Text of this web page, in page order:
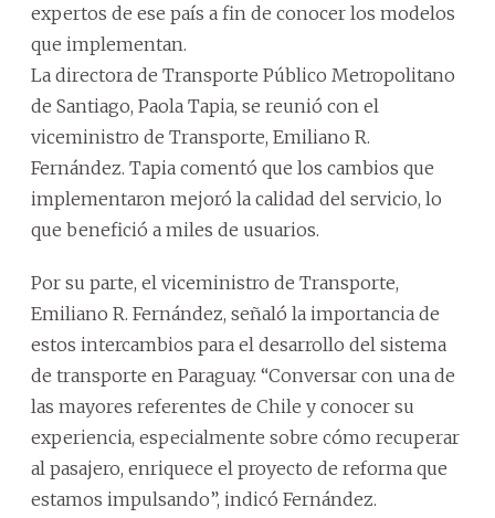
expertos de ese país a fin de conocer los modelos
que implementan.
La directora de Transporte Público Metropolitano
de Santiago, Paola Tapia, se reunió con el
viceministro de Transporte, Emiliano R.
Fernández. Tapia comentó que los cambios que
implementaron mejoró la calidad del servicio, lo
que benefició a miles de usuarios.
Por su parte, el viceministro de Transporte,
Emiliano R. Fernández, señaló la importancia de
estos intercambios para el desarrollo del sistema
de transporte en Paraguay. “Conversar con una de
las mayores referentes de Chile y conocer su
experiencia, especialmente sobre cómo recuperar
al pasajero, enriquece el proyecto de reforma que
estamos impulsando”, indicó Fernández.